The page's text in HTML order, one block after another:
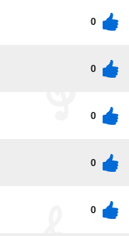
0
0
0
0
0